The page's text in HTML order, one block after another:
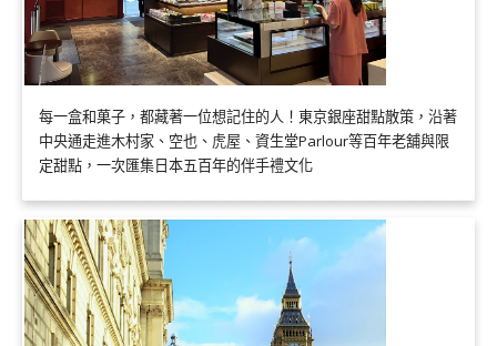
每一盒和菓子，都藏著一位想記住的人！東京銀座甜點散策，沿著
中央通走進木村家、空也、虎屋、資生堂Parlour等百年老舖與限
定甜點，一次匯集日本五百年的伴手禮文化